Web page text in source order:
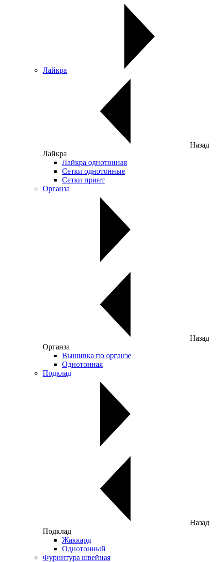
Лайкра
Назад
Лайкра
Лайкра однотонная
Сетки однотонные
Сетки принт
Органза
Назад
Органза
Вышивка по органзе
Однотонная
Подклад
Назад
Подклад
Жаккард
Однотонный
Фурнитура швейная